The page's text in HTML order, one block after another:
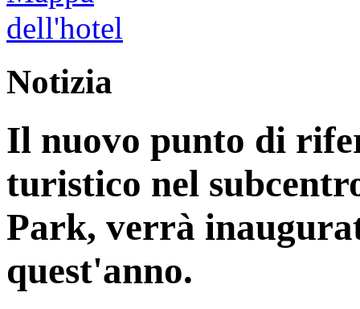
Notizia
Il nuovo punto di
turistico nel
Park, verrà
quest'anno.